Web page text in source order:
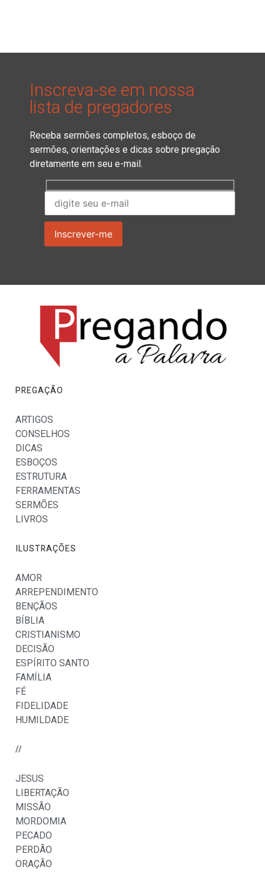
Inscreva-se em nossa
lista de pregadores
Receba sermões completos, esboço de
sermões, orientações e dicas sobre pregação
diretamente em seu e-mail.
PREGAÇÃO
ARTIGOS
CONSELHOS
DICAS
ESBOÇOS
ESTRUTURA
FERRAMENTAS
SERMÕES
LIVROS
ILUSTRAÇÕES
AMOR
ARREPENDIMENTO
BENÇÃOS
BÍBLIA
CRISTIANISMO
DECISÃO
ESPÍRITO SANTO
FAMÍLIA
FÉ
FIDELIDADE
HUMILDADE
//
JESUS
LIBERTAÇÃO
MISSÃO
MORDOMIA
PECADO
PERDÃO
ORAÇÃO